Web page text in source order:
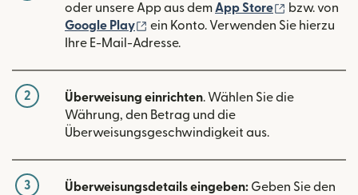
oder unsere App aus demApp Store (wird in
bzw. von
Google Play
(wird in einem neuen Fenster
ein Konto. Verwenden Sie hierzu
Ihre E-Mail-Adresse.
2 Überweisung einrichten. Wählen Sie die
Währung, den Betrag und die
Überweisungsgeschwindigkeit aus.
3 Überweisungsdetails eingeben: Geben Sie den